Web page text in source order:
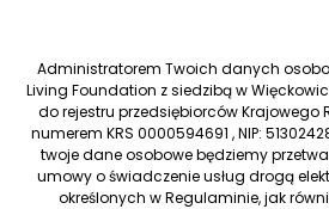
Administratorem Twoich danych
Living Foundation z siedzibą w
do rejestru przedsiębiorców Krajowego
numerem KRS 0000594691 , NIP:
twoje dane osobowe będziemy
umowy o świadczenie usług drogą
określonych w Regulaminie, jak